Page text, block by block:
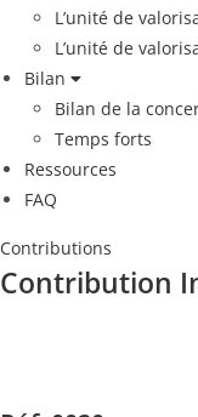
L’unité de
L’unité de
Bilan
Bilan de la
Temps forts
Ressources
FAQ
Contributions
Contribution